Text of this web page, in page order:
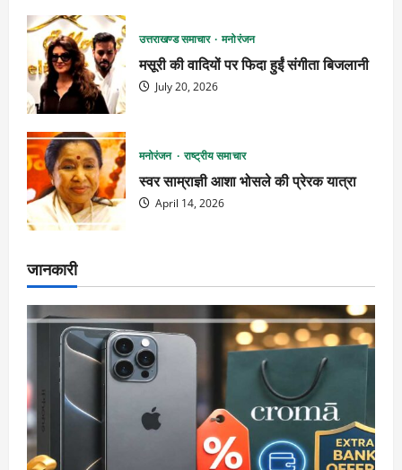
उत्तराखण्ड समाचार मनोरंजन
मसूरी की वादियों पर फिदा हुईं संगीता बिजलानी
July 20, 2026
मनोरंजन राष्ट्रीय समाचार
स्वर साम्राज्ञी आशा भोसले की प्रेरक यात्रा
April 14, 2026
जानकारी